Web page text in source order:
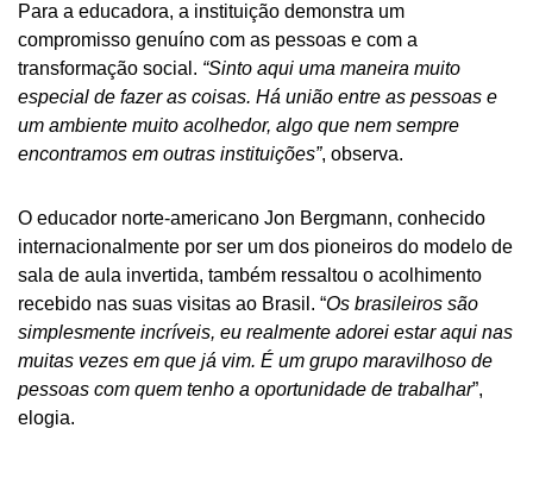
Para a educadora, a instituição demonstra um
compromisso genuíno com as pessoas e com a
transformação social. “Sinto aqui uma maneira muito
especial de fazer as coisas. Há união entre as pessoas e
um ambiente muito acolhedor, algo que nem sempre
encontramos em outras instituições”, observa.
O educador norte-americano Jon Bergmann, conhecido
internacionalmente por ser um dos pioneiros do modelo de
sala de aula invertida, também ressaltou o acolhimento
recebido nas suas visitas ao Brasil. “Os brasileiros são
simplesmente incríveis, eu realmente adorei estar aqui nas
muitas vezes em que já vim. É um grupo maravilhoso de
pessoas com quem tenho a oportunidade de trabalhar”,
elogia.